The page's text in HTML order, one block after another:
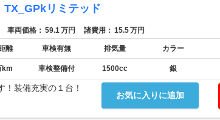
TX_GPkリミテッド
車両価格： 59.1万円 諸費用： 15.5万円
離 車検有無 排気量 カラー
km 車検整備付 1500cc 銀
お気に入りに追加
！装備充実の１台！